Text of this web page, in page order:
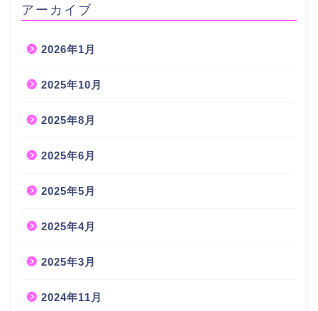
アーカイブ
2026年1月
2025年10月
2025年8月
2025年6月
2025年5月
2025年4月
2025年3月
2024年11月